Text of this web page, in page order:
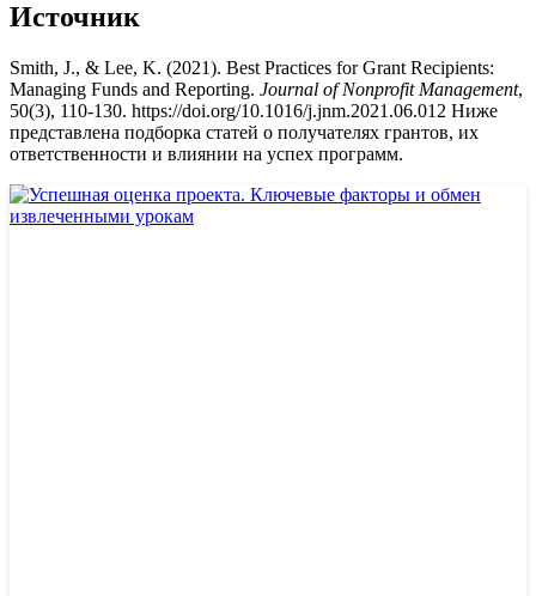
Источник
Smith, J., & Lee, K. (2021). Best Practices for Grant Recipients:
Managing Funds and Reporting. Journal of Nonprofit Management,
50(3), 110-130. https://doi.org/10.1016/j.jnm.2021.06.012 Ниже
представлена подборка статей о получателях грантов, их
ответственности и влиянии на успех программ.